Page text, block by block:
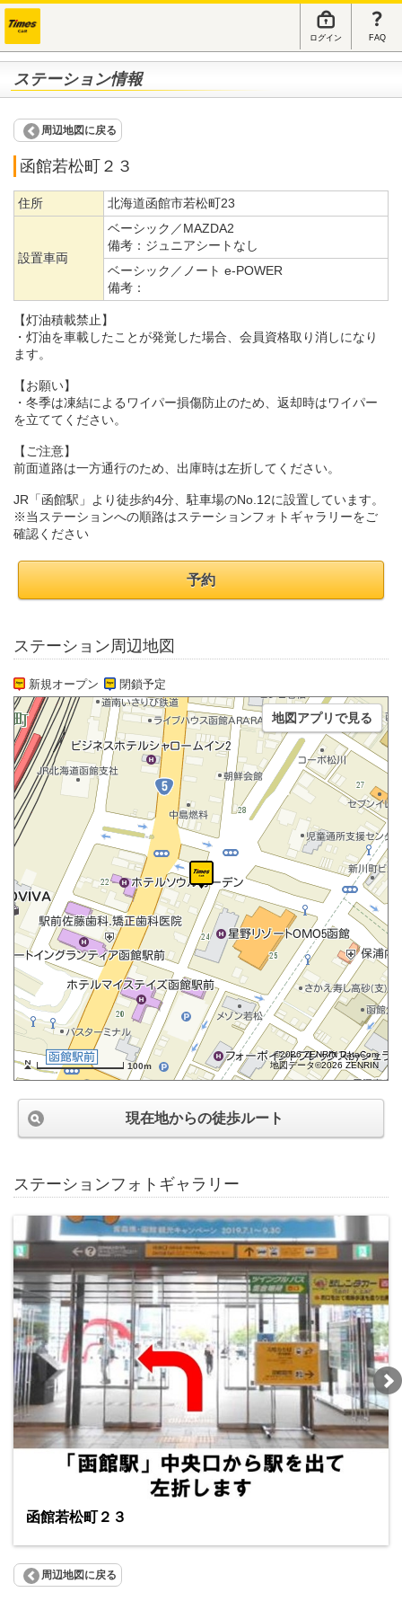
ログイン FAQ
ステーション情報
周辺地図に戻る
函館若松町２３
住所 北海道函館市若松町23
設置車両
ベーシック／MAZDA2
備考： ジュニアシートなし
ベーシック／ノート e-POWER
備考：
【灯油積載禁止】
・灯油を車載したことが発覚した場合、会員資格取り消しになり
ます。
【お願い】
・冬季は凍結によるワイパー損傷防止のため、返却時はワイパー
を立ててください。
【ご注意】
前面道路は一方通行のため、出庫時は左折してください。
JR「函館駅」より徒歩約4分、駐車場のNo.12に設置しています。
※当ステーションへの順路はステーションフォトギャラリーをご
確認ください
予約
ステーション周辺地図
新規オープン 閉鎖予定
100m
©2026 ZENRIN DataCom
地図データ©2026 ZENRIN
地図アプリで見る
現在地からの徒歩ルート
ステーションフォトギャラリー
函館若松町２３
周辺地図に戻る